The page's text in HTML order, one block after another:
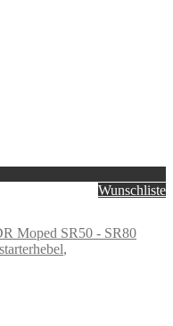
Wunschliste
Moped SR50 - SR80
,